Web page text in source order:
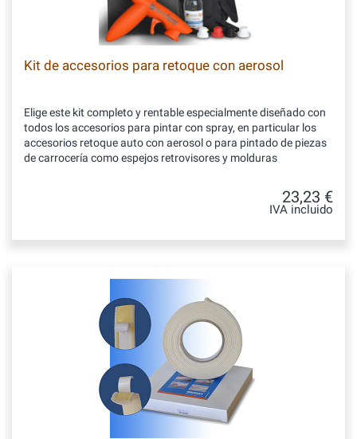
Kit de accesorios para retoque con aerosol
Elige este kit completo y rentable especialmente diseñado con
todos los accesorios para pintar con spray, en particular los
accesorios retoque auto con aerosol o para pintado de piezas
de carrocería como espejos retrovisores y molduras
23,23 €
IVA incluido